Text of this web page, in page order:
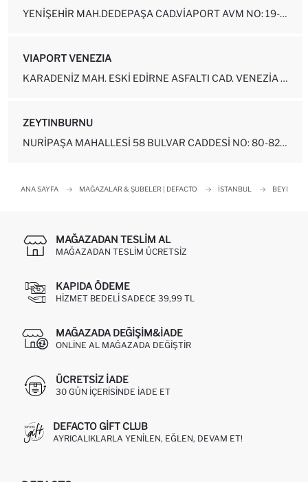
YENIŞEHIR MAH.DEDEPAŞA CAD.VIAPORT AVM NO: 19-211-215A PENDIK-İSTA...
VIAPORT VENEZIA
KARADENIZ MAH. ESKI EDIRNE ASFALTI CAD. VENEZIA AVM NO: 408F-B2028 ...
ZEYTINBURNU
NURIPAŞA MAHALLESI 58 BULVAR CADDESI NO: 80-82 - A ZEYTINBURNU - İS...
ANA SAYFA MAĞAZALAR & ŞUBELER | DEFACTO İSTANBUL BEYKOZ
MAĞAZADAN TESLIM AL
MAĞAZADAN TESLIM ÜCRETSIZ
KAPIDA ÖDEME
HIZMET BEDELI SADECE 39,99 TL
MAĞAZADA DEĞIŞIM&İADE
ONLINE AL MAĞAZADA DEĞIŞTIR
ÜCRETSIZ IADE
30 GÜN IÇERISINDE IADE ET
DEFACTO GIFT CLUB
AYRICALIKLARLA YENILEN, EĞLEN, DEVAM ET!